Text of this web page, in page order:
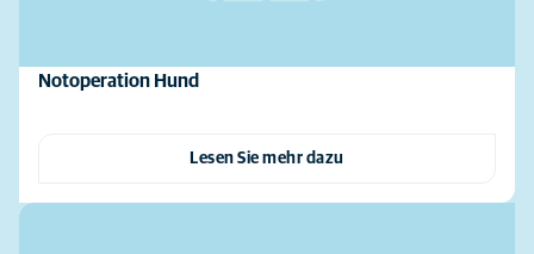
Notoperation Hund
Lesen Sie mehr dazu